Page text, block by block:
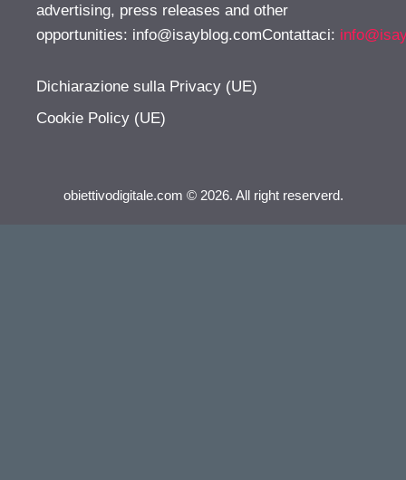
advertising, press releases and other
opportunities: info@isayblog.comContattaci:
Dichiarazione sulla Privacy (UE)
Cookie Policy (UE)
obiettivodigitale.com © 2026. All right reserverd.